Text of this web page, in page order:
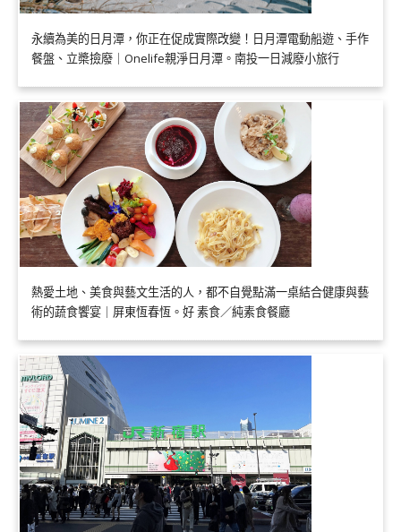
永續為美的日月潭，你正在促成實際改變！日月潭電動船遊、手作
餐盤、立槳撿廢｜Onelife親淨日月潭。南投一日減廢小旅行
熱愛土地、美食與藝文生活的人，都不自覺點滿一桌結合健康與藝
術的蔬食饗宴｜屏東恆春恆。好 素食／純素食餐廳